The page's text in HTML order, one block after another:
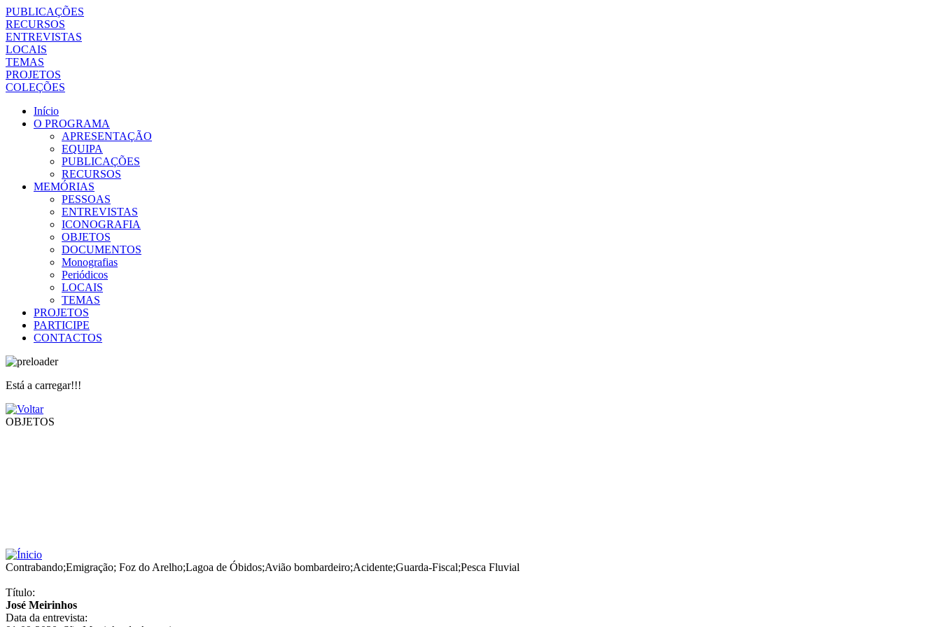
PUBLICAÇÕES
RECURSOS
ENTREVISTAS
LOCAIS
TEMAS
PROJETOS
COLEÇÕES
Início
O PROGRAMA
APRESENTAÇÃO
EQUIPA
PUBLICAÇÕES
RECURSOS
MEMÓRIAS
PESSOAS
ENTREVISTAS
ICONOGRAFIA
OBJETOS
DOCUMENTOS
Monografias
Periódicos
LOCAIS
TEMAS
PROJETOS
PARTICIPE
CONTACTOS
Está a carregar!!!
OBJETOS
Contrabando;Emigração; Foz do Arelho;Lagoa de Óbidos;Avião bombardeiro;Acidente;Guarda-Fiscal;Pesca Fluvial
Título:
José Meirinhos
Data da entrevista: